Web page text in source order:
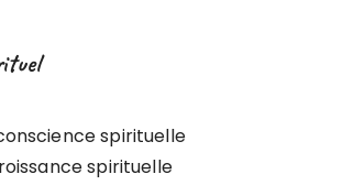
spirituelle
spirituelle